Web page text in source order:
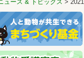
ュース & トピックス >